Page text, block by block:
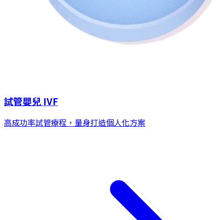
試管嬰兒 IVF
高成功率試管療程，量身打造個人化方案